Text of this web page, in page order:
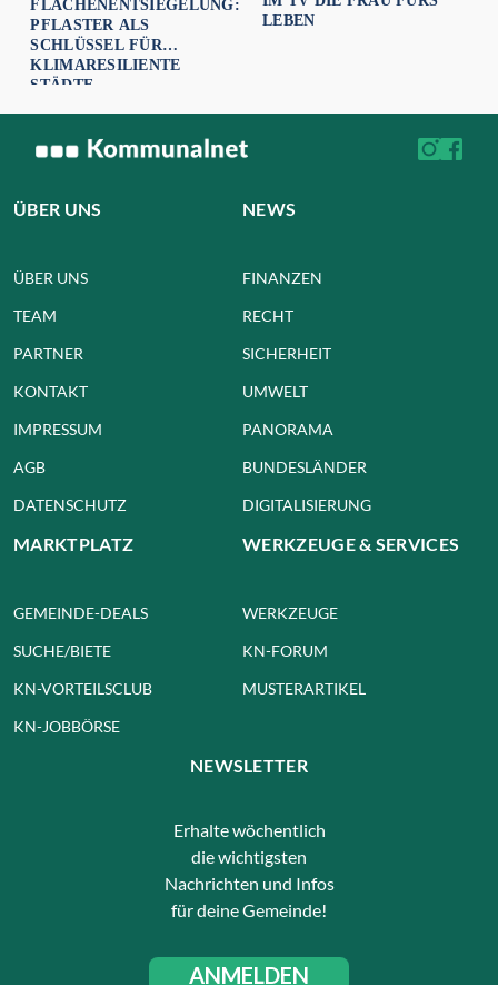
FLÄCHENENTSIEGELUNG:
PFLASTER ALS
SCHLÜSSEL FÜR
KLIMARESILIENTE
STÄDTE
LEBEN
ÜBER UNS
ÜBER UNS
TEAM
PARTNER
KONTAKT
IMPRESSUM
AGB
DATENSCHUTZ
NEWS
FINANZEN
RECHT
SICHERHEIT
UMWELT
PANORAMA
BUNDESLÄNDER
DIGITALISIERUNG
MARKTPLATZ
GEMEINDE-DEALS
SUCHE/BIETE
KN-VORTEILSCLUB
KN-JOBBÖRSE
WERKZEUGE & SERVICES
WERKZEUGE
KN-FORUM
MUSTERARTIKEL
NEWSLETTER
Erhalte wöchentlich
die wichtigsten
Nachrichten und Infos
für deine Gemeinde!
ANMELDEN